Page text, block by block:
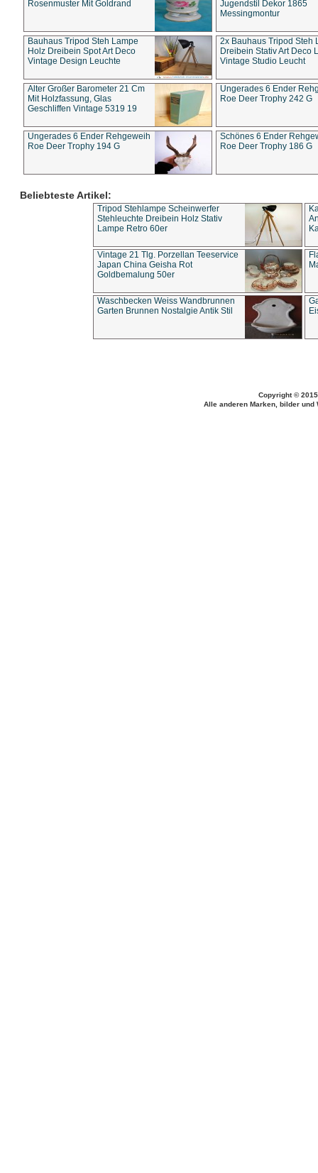
Rosenmuster Mit Goldrand
Jugendstil Dekor 1865
Messingmontur
Bauhaus Tripod Steh Lampe
Holz Dreibein Spot Art Deco
Vintage Design Leuchte
2x Bauhaus Tripod Steh
Dreibein Stativ Art Deco
Vintage Studio Leucht
Alter Großer Barometer 21 Cm
Mit Holzfassung, Glas
Geschliffen Vintage 5319 19
Ungerades 6 Ender
Roe Deer Trophy 242 G
Ungerades 6 Ender Rehgeweih
Roe Deer Trophy 194 G
Schönes 6 Ender
Roe Deer Trophy 186 G
Beliebteste Artikel:
Tripod Stehlampe Scheinwerfer
Stehleuchte Dreibein Holz Stativ
Lampe Retro 60er
Vintage 21 Tlg. Porzellan Teeservice
Japan China Geisha Rot
Goldbemalung 50er
Waschbecken Weiss Wandbrunnen
Garten Brunnen Nostalgie Antik Stil
Copyright ©
Alle anderen Marken, bilder und